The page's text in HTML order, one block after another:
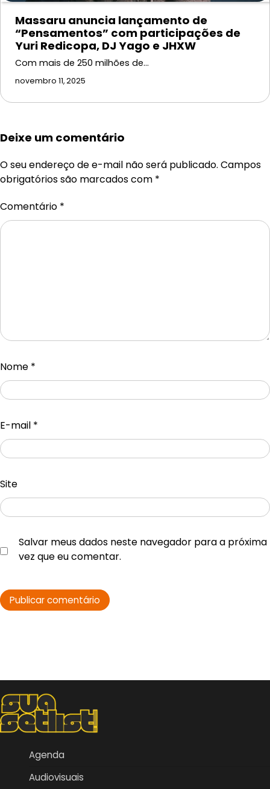
Massaru anuncia lançamento de
“Pensamentos” com participações de
Yuri Redicopa, DJ Yago e JHXW
Com mais de 250 milhões de…
novembro 11, 2025
Deixe um comentário
O seu endereço de e-mail não será publicado. Campos
obrigatórios são marcados com *
Comentário *
Nome *
E-mail *
Site
Salvar meus dados neste navegador para a próxima
vez que eu comentar.
Agenda
Audiovisuais